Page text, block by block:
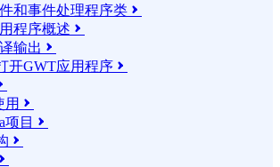
和事件处理程序类 
程序概述 
输出 
开GWT应用程序 
用 
项目 

